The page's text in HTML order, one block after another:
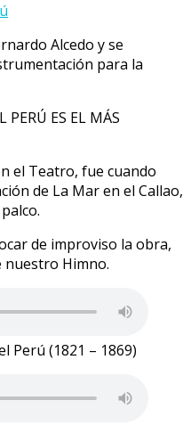
Alcedo y se
para la
el Teatro, fue cuando
de La Mar en el Callao,
de improviso la obra,
nuestro Himno.
Perú (1821 – 1869)